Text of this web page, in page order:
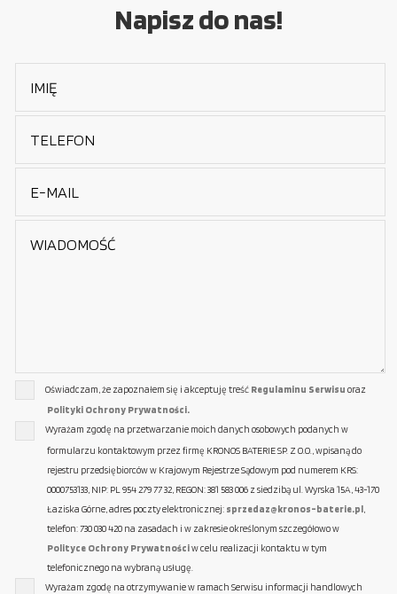
Napisz do nas!
Oświadczam, że zapoznałem się i akceptuję treść Regulaminu Serwisu oraz
Polityki Ochrony Prywatności.
Wyrażam zgodę na przetwarzanie moich danych osobowych podanych w
formularzu kontaktowym przez firmę KRONOS BATERIE SP. Z O.O., wpisaną do
rejestru przedsiębiorców w Krajowym Rejestrze Sądowym pod numerem KRS:
0000753133, NIP: PL 954 279 77 32, REGON: 381 583 006 z siedzibą ul. Wyrska 15A, 43-170
Łaziska Górne, adres poczty elektronicznej: sprzedaz@kronos-baterie.pl
telefon: 730 030 420 na zasadach i w zakresie określonym szczegółowo w
Polityce Ochrony Prywatnościw celu realizacji kontaktu w tym
telefonicznego na wybraną usługę.
Wyrażam zgodę na otrzymywanie w ramach Serwisu informacji handlowych